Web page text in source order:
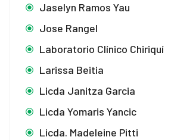
Jaselyn Ramos Yau
Jose Rangel
Laboratorio Clínico Chiriquí
Larissa Beitia
Licda Janitza Garcia
Licda Yomaris Yancic
Licda. Madeleine Pitti